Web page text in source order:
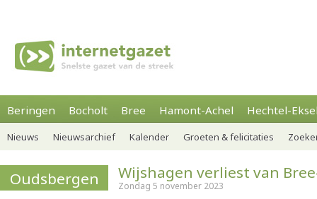
Beringen Bocholt Bree Hamont-Achel Hechtel-
Nieuws Nieuwsarchief Kalender Groeten & felicitaties
Oudsbergen Wijshagen verliest van
Zondag 5 november 2023